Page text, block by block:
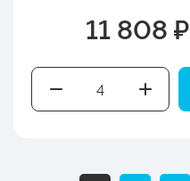
11 808 ₽